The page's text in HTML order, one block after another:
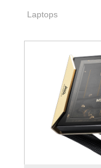
Laptops